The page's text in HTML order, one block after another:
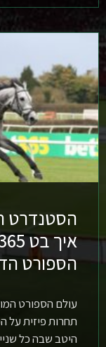
הסטנדרט
הספורט
תחרות פיזית על
היטב שבה כל